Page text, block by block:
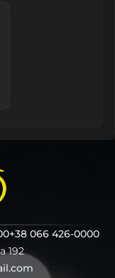
+38 066 426-0000
192